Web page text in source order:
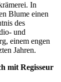
In
Blume einen
des
und
einem engen
Jahren.
mit Regisseur